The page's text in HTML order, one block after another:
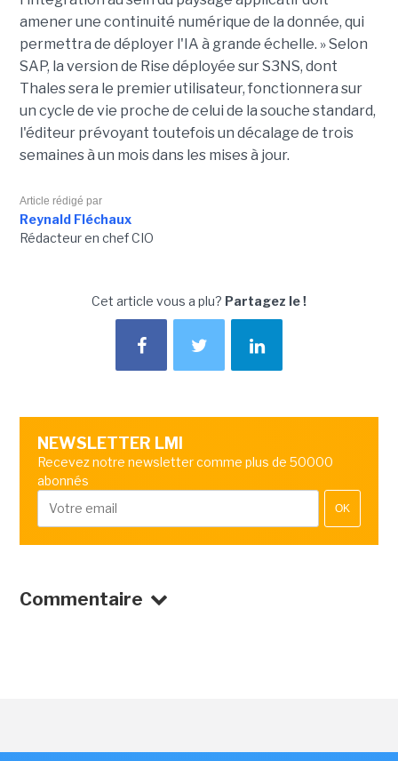
amener une continuité numérique de la donnée, qui
permettra de déployer l'IA à grande échelle. » Selon
SAP, la version de Rise déployée sur S3NS, dont
Thales sera le premier utilisateur, fonctionnera sur
un cycle de vie proche de celui de la souche standard,
l'éditeur prévoyant toutefois un décalage de trois
semaines à un mois dans les mises à jour.
Article rédigé par
Reynald Fléchaux
Rédacteur en chef CIO
Cet article vous a plu? Partagez le !
NEWSLETTER LMI
Recevez notre newsletter comme plus de 50000
abonnés
OK
Commentaire